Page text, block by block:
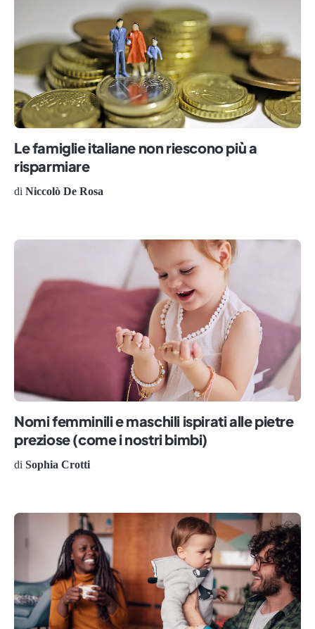
Le famiglie italiane non riescono più a
risparmiare
di Niccolò De Rosa
Nomi femminili e maschili ispirati alle pietre
preziose (come i nostri bimbi)
di Sophia Crotti